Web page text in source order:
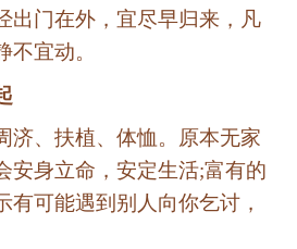
出门在外，宜尽早归来，凡
宜动。
济、扶植、体恤。原本无家
安身立命，安定生活;富有的
有可能遇到别人向你乞讨，